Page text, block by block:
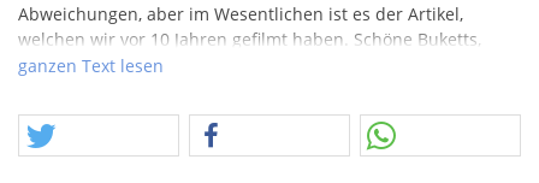
Abweichungen, aber im Wesentlichen ist es der Artikel,
welchen wir vor 10 Jahren gefilmt haben. Schöne Buketts,
gerade zu riesig, im Fokus steht eine Art Crossettbukett mit
Blinker, Ghosteffekt und vieles mehr. Was darf bei Airexpress
nicht fehlen? Die 3 Silberpfeifer zum Schluß. Achtung, hier
ganzen Text lesen